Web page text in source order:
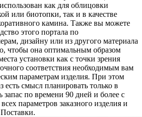
как для облицовки
или биотопки, так и в качестве
камина. Также вы можете
этого портала по
дизайну или из другого материала
чтобы она оптимальным образом
установки как с точки зрения
соответствия необходимым вам
параметрам изделия. При этом
есть смысл планировать только в
запас по времени 90 дней и более с
параметров заказного изделия и